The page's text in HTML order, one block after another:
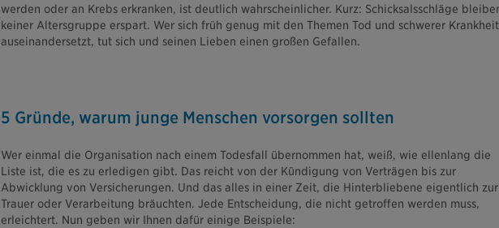
werden oder an Krebs erkranken, ist deutlich wahrscheinlicher. Kurz: Schicksalsschläge
keiner Altersgruppe erspart. Wer sich früh genug mit den Themen Tod und schwerer Krankheit
auseinandersetzt, tut sich und seinen Lieben einen großen Gefallen.
5 Gründe, warum junge Menschen vorsorgen sollten
Wer einmal die Organisation nach einem Todesfall übernommen hat, weiß, wie ellenlang die
Liste ist, die es zu erledigen gibt. Das reicht von der Kündigung von Verträgen bis zur
Abwicklung von Versicherungen. Und das alles in einer Zeit, die Hinterbliebene eigentlich zur
Trauer oder Verarbeitung bräuchten. Jede Entscheidung, die nicht getroffen werden muss,
erleichtert. Nun geben wir Ihnen dafür einige Beispiele: